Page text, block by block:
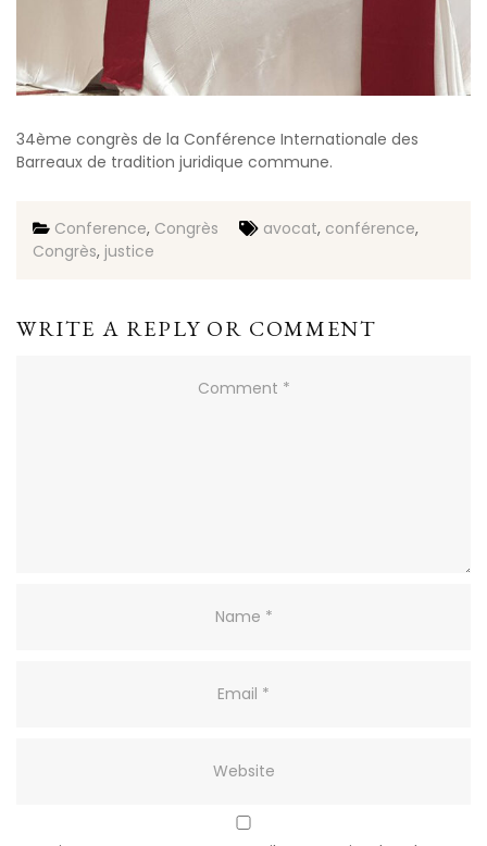
34ème congrès de la Conférence Internationale des
Barreaux de tradition juridique commune.
Conference, Congrès avocat, conférence,
Congrès, justice
WRITE A REPLY OR COMMENT